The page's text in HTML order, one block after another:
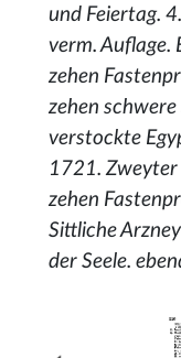
und Feiertag.
verm. Auflage.
zehen
zehen
verstockte
1721. Zweyter
zehen
Sittliche
der Seele.